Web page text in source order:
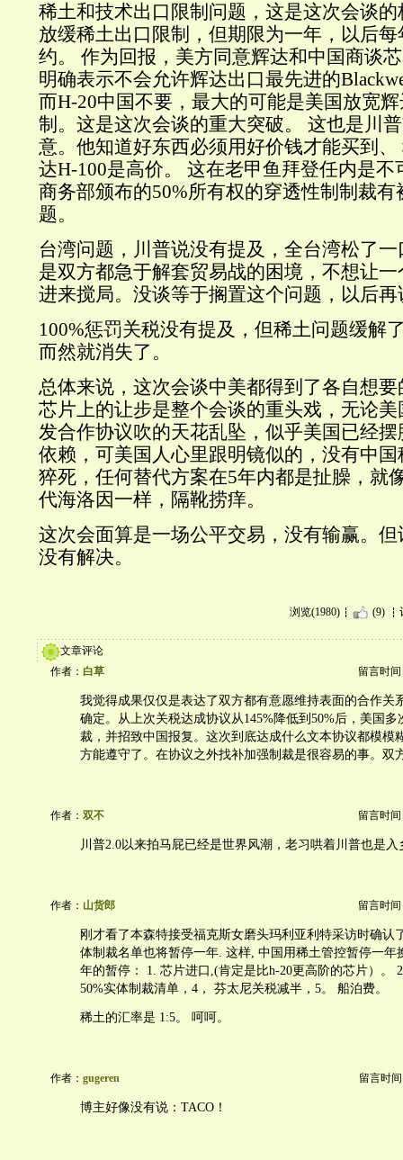
稀土和技术出口限制问题，这是这次会谈
放缓稀土出口限制，但期限为一年，以后
约。 作为回报，美方同意辉达和中国商谈
明确表示不会允许辉达出口最先进的
而H-20中国不要，最大的可能是美国放宽
制。这是这次会谈的重大突破。 这也是川
意。他知道好东西必须用好价钱才能买到
达H-100是高价。 这在老甲鱼拜登任内是
商务部颁布的50%所有权的穿透性制制裁
题。
台湾问题，川普说没有提及，全台湾松了
是双方都急于解套贸易战的困境，不想让
进来搅局。没谈等于搁置这个问题，以后再
100%惩罚关税没有提及，但稀土问题缓解
而然就消失了。
总体来说，这次会谈中美都得到了各自想
芯片上的让步是整个会谈的重头戏，无论
发合作协议吹的天花乱坠，似乎美国已经
依赖，可美国人心里跟明镜似的，没有中
猝死，任何替代方案在5年内都是扯臊，就
代海洛因一样，隔靴捞痒。
这次会面算是一场公平交易，没有输赢。
没有解决。
浏览(1980) (9)
文章评论
作者： 白草 留言时间
我觉得成果仅仅是表达了双方都有意愿维持表面的合作关
确定。从上次关税达成协议从145%降低到50%后，美国多
裁，并招致中国报复。这次到底达成什么文本协议都模模
方能遵守了。在协议之外找补加强制裁是很容易的事。双
作者： 双不 留言时间
川普2.0以来拍马屁已经是世界风潮，老习哄着川普也是入
作者： 山货郎 留言时间
刚才看了本森特接受福克斯女磨头玛利亚利特采访时确认
体制裁名单也将暂停一年. 这样, 中国用稀土管控暂停一年
年的暂停： 1. 芯片进口,(肯定是比h-20更高阶的芯片）。
50%实体制裁清单，4， 芬太尼关税减半，5。 船泊费。
稀土的汇率是 1:5。 呵呵。
作者： gugeren 留言时间
博主好像没有说：TACO！